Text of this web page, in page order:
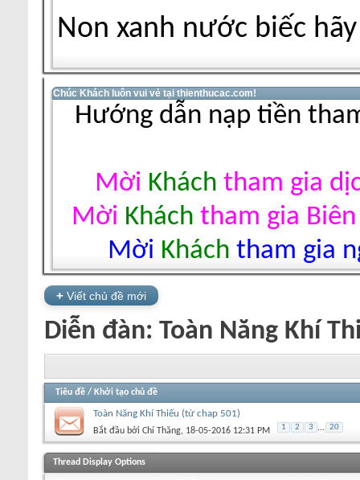
Non xanh nước biếc
Chúc Khách luôn vui vẻ tại thienthucac.com!
Hướng dẫn nạp tiền
Mời Khách tham gia
Mời Khách tham gia
Mời Khách tham gia
+ Viết chủ đề mới
Diễn đàn: Toàn Năng Khí
Tiêu đề / Khởi tạo chủ đề
Toàn Năng Khí Thiếu (từ chap 501)
Bắt đầu bởi Chí Thăng‎, 18-05-2016 12:31 PM 1 2 3 ... 20
+Viết chủ đề mới
Thread Display Options